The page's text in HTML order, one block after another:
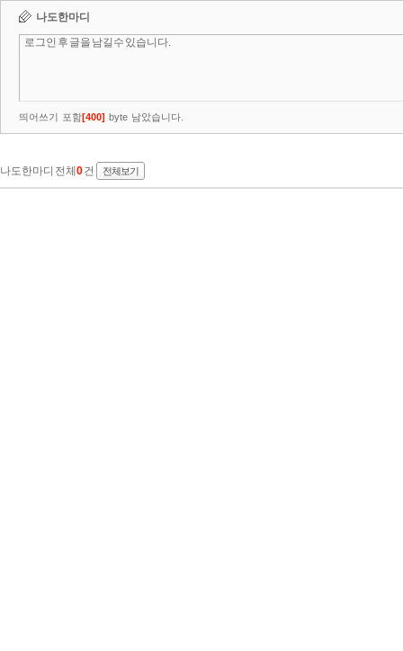
나도한마디
띄어쓰기 포함[400] byte 남았습니다.
나도한마디 전체 0건 전체보기